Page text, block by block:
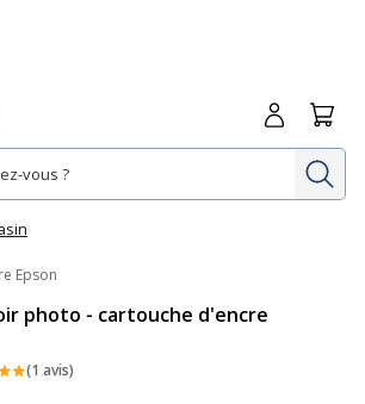
Me
Epson
photo - cartouche d'encre
(1 avis)